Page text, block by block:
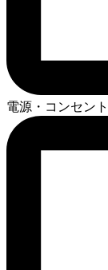
電源・コンセント